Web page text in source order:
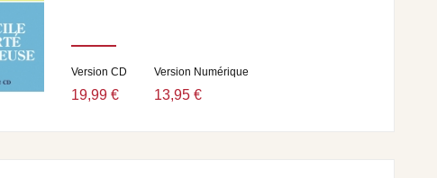
Version CD
19,99 €
Version Numérique
13,95 €